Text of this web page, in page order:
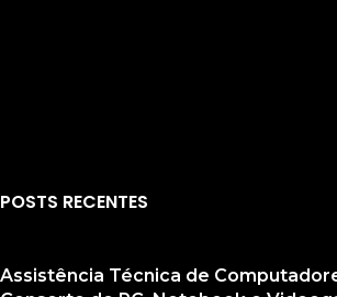
POSTS RECENTES
Assistência Técnica de